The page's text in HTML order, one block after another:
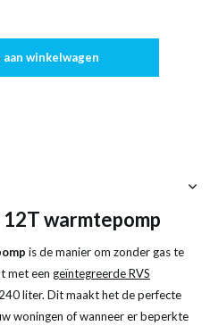
winkelwagen
warmtepomp
is de manier om zonder gas te
met een geïntegreerde RVS
liter. Dit maakt het de perfecte
woningen of wanneer er beperkte